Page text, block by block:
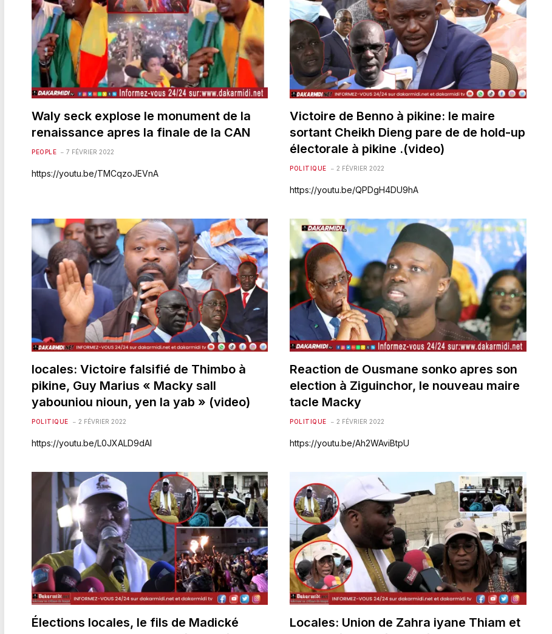
Waly seck explose le monument de la
renaissance apres la finale de la CAN
PEOPLE 7 FÉVRIER 2022
https://youtu.be/TMCqzoJEVnA
Victoire de Benno à pikine: le maire
sortant Cheikh Dieng pare de de hold-up
électorale à pikine .(video)
POLITIQUE 2 FÉVRIER 2022
https://youtu.be/QPDgH4DU9hA
locales: Victoire falsifié de Thimbo à
pikine, Guy Marius « Macky sall
yabouniou nioun, yen la yab » (video)
POLITIQUE 2 FÉVRIER 2022
https://youtu.be/L0JXALD9dAI
Reaction de Ousmane sonko apres son
election à Ziguinchor, le nouveau maire
tacle Macky
POLITIQUE 2 FÉVRIER 2022
https://youtu.be/Ah2WAviBtpU
Élections locales, le fils de Madické
Locales: Union de Zahra iyane Thiam et